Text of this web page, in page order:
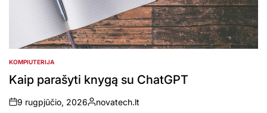
POSTED
IN
KOMPIUTERIJA
Kaip parašyti knygą su ChatGPT
on
9 rugpjūčio, 2026
Posted
novatech.lt